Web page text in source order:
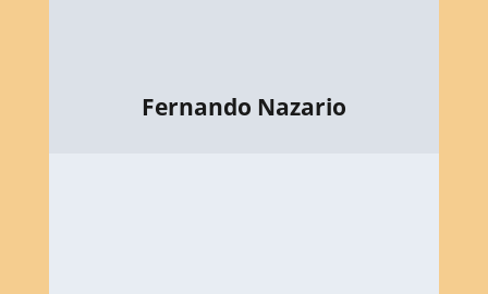
Fernando Nazario